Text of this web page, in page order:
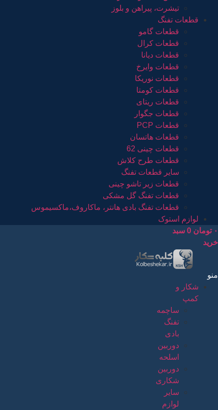
تیشرت، پیراهن و بلوز
قطعات تفنگ
قطعات گامو
قطعات کرال
قطعات دیانا
قطعات وایرخ
قطعات نوریکا
قطعات کومتا
قطعات ریتای
قطعات جگوار
قطعات PCP
قطعات هاتسان
قطعات چینی 62
قطعات طرح کلاش
سایر قطعات تفنگ
قطعات زیر تاشو چینی
قطعات تفنگ گل مشکی
قطعات تفنگ بادی هانتر، ماکاروف،ماکسیموس
لوازم استوک
۰ تومان 0 سبد
خرید
منو
شکار و
کمپ
ساچمه
تفنگ
بادی
دوربین
اسلحه
دوربین
شکاری
سایر
لوازم